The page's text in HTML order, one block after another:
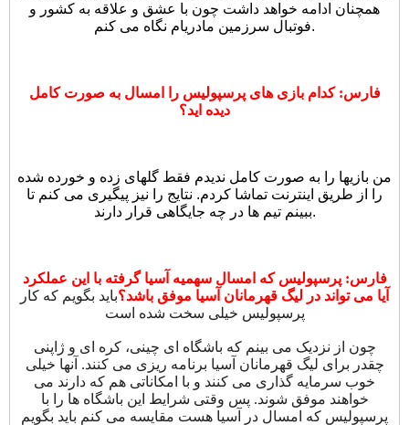
همچنان ادامه خواهد داشت چون با عشق و علاقه به کشور و
فوتبال سرزمین مادریام نگاه می کنم.
فارس: کدام بازی های پرسپولیس را امسال به صورت کامل
دیده اید؟
من بازیها را به صورت کامل ندیدم فقط گلهای زده و خورده شده
را از طریق اینترنت تماشا کردم. نتایج را نیز پیگیری می کنم تا
ببینم تیم ها در چه جایگاهی قرار دارند.
فارس: پرسپولیس که امسال سهمیه آسیا گرفته با این عملکرد
آیا می تواند در لیگ قهرمانان آسیا موفق باشد؟باید بگویم که کار
پرسپولیس خیلی سخت شده است
چون از نزدیک می بینم که باشگاه ای چینی، کره ای و ژاپنی
چقدر برای لیگ قهرمانان آسیا برنامه ریزی می کنند. آنها خیلی
خوب سرمایه گذاری می کنند و با امکاناتی هم که دارند می
خواهند موفق شوند. پس وقتی شرایط این باشگاه ها را با
پرسپولیس که امسال در آسیا هست مقایسه می کنم باید بگویم